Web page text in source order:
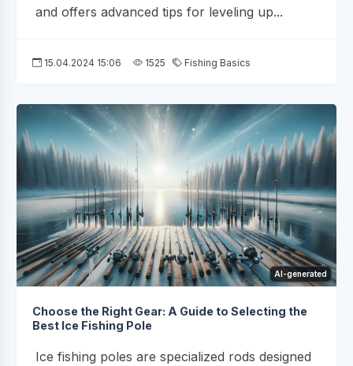
and offers advanced tips for leveling up...
15.04.2024 15:06 1525 Fishing Basics
AI-generated
Choose the Right Gear: A Guide to Selecting the
Best Ice Fishing Pole
Ice fishing poles are specialized rods designed